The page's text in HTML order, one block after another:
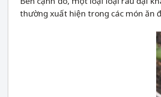
thường xuất hiện trong các món ăn